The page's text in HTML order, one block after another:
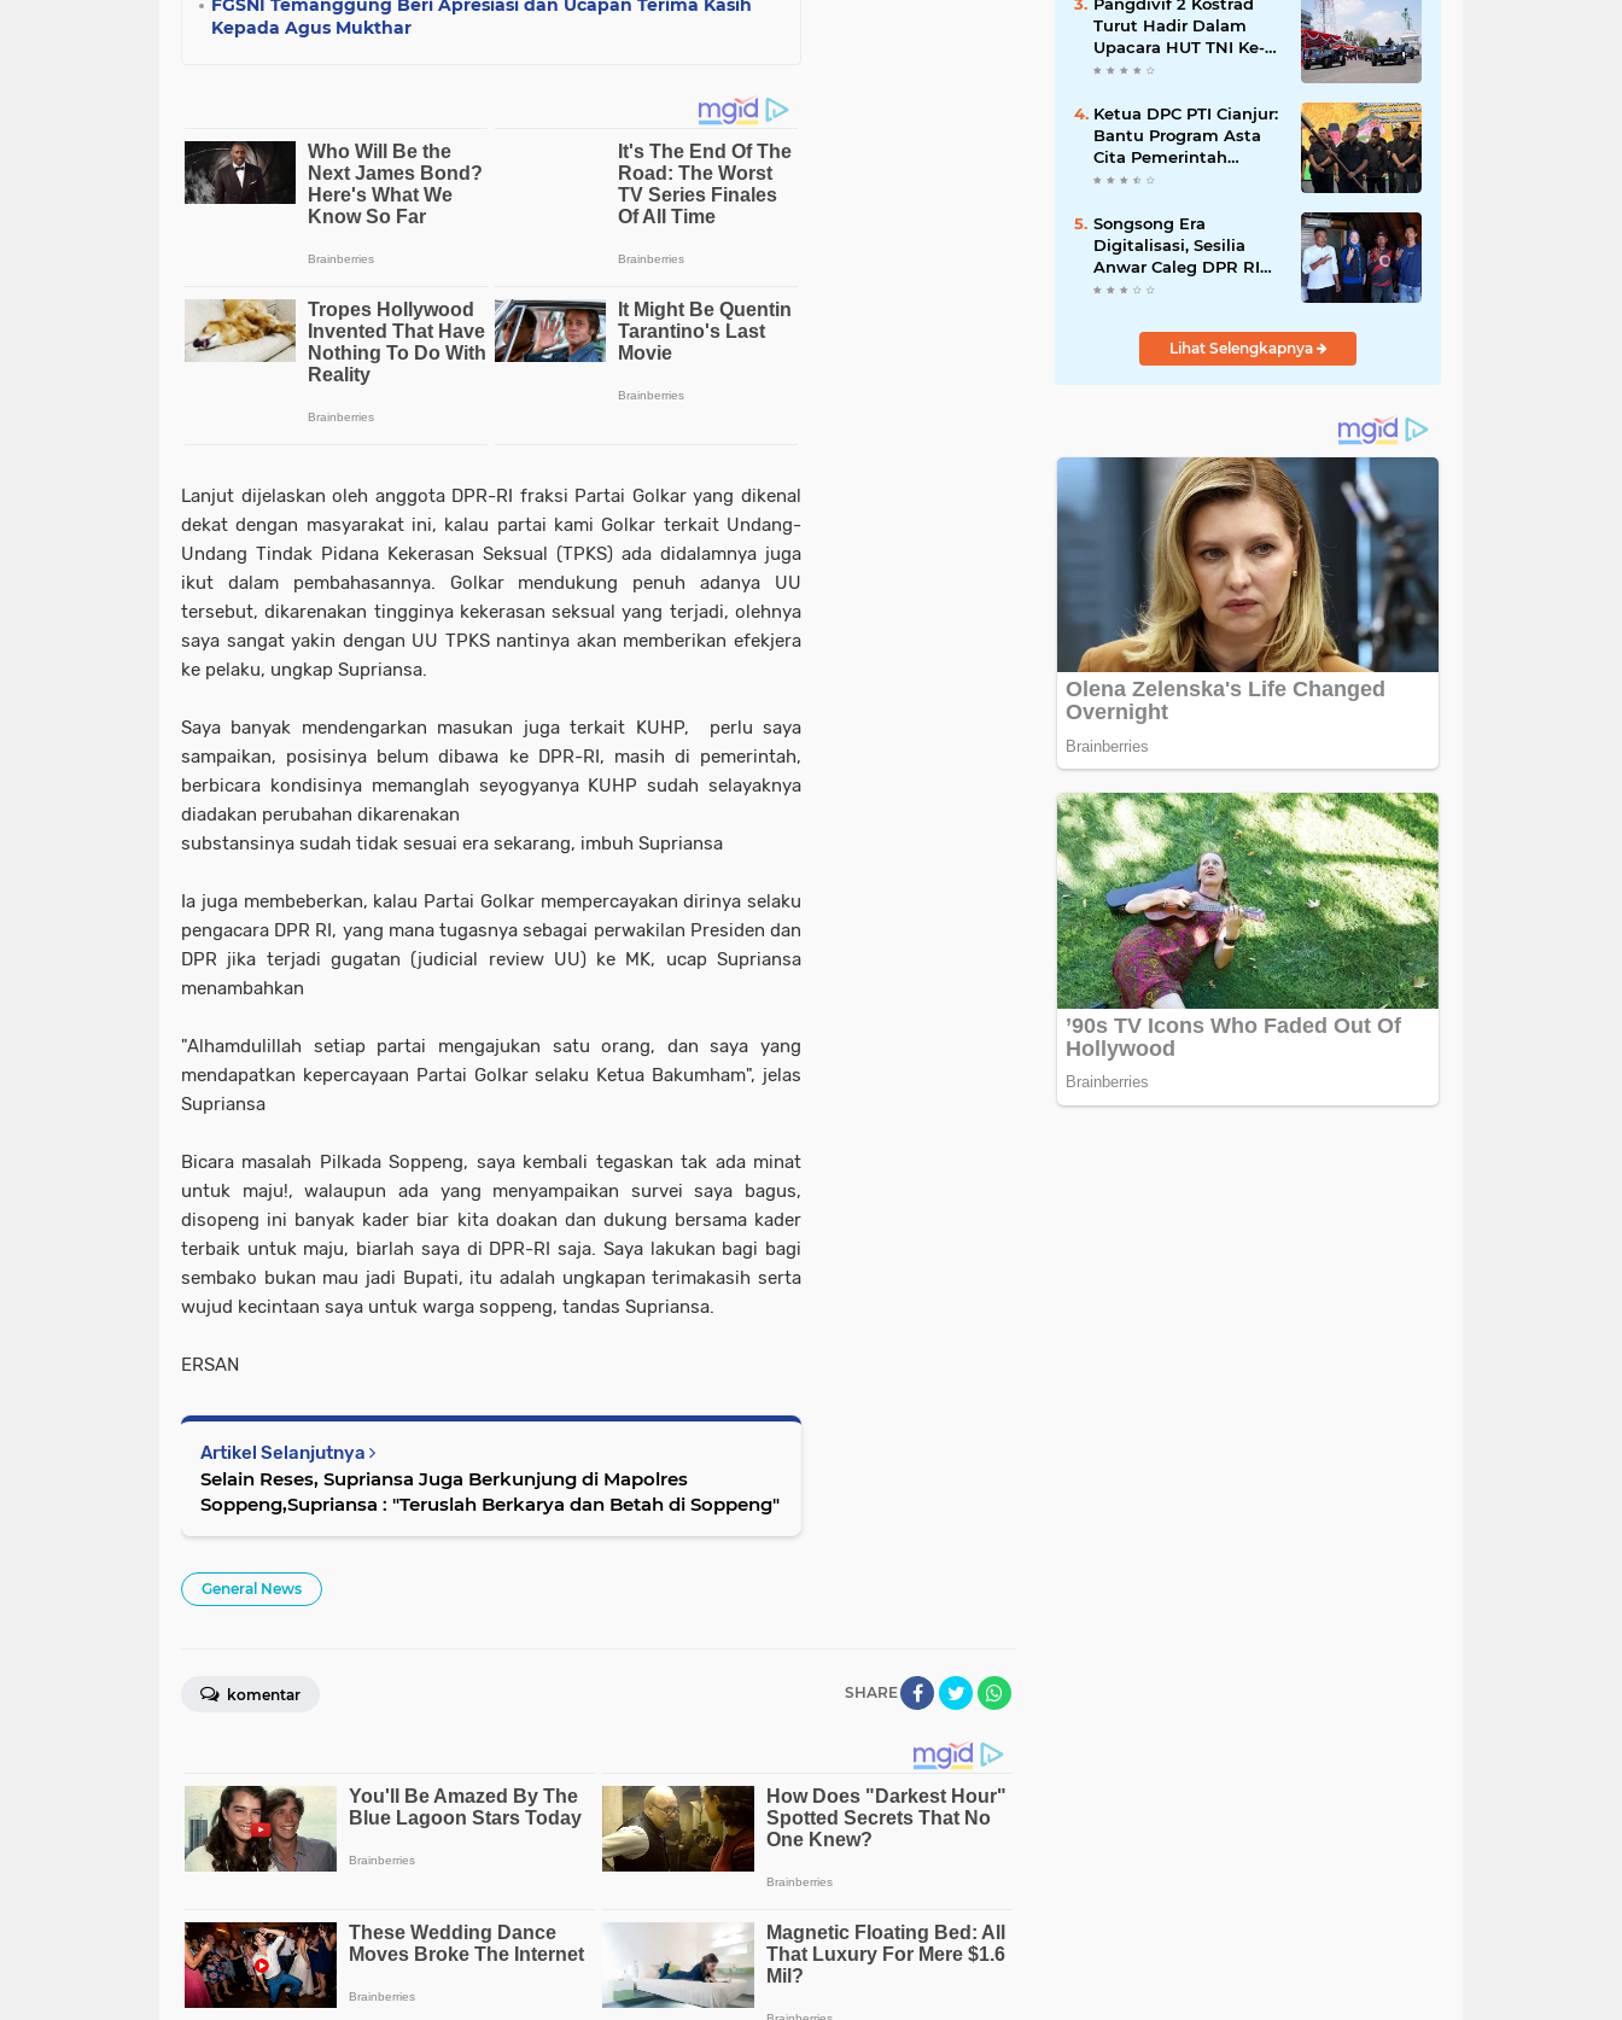
FGSNI Temanggung Beri Apresiasi dan Ucapan Terima Kasih
Kepada Agus Mukthar
Lanjut dijelaskan oleh anggota DPR-RI fraksi Partai Golkar yang dikenal
dekat dengan masyarakat ini, kalau partai kami Golkar terkait Undang-
Undang Tindak Pidana Kekerasan Seksual (TPKS) ada didalamnya juga
ikut dalam pembahasannya. Golkar mendukung penuh adanya UU
tersebut, dikarenakan tingginya kekerasan seksual yang terjadi, olehnya
saya sangat yakin dengan UU TPKS nantinya akan memberikan efekjera
ke pelaku, ungkap Supriansa.
Saya banyak mendengarkan masukan juga terkait KUHP, perlu saya
sampaikan, posisinya belum dibawa ke DPR-RI, masih di pemerintah,
berbicara kondisinya memanglah seyogyanya KUHP sudah selayaknya
diadakan perubahan dikarenakan
substansinya sudah tidak sesuai era sekarang, imbuh Supriansa
Ia juga membeberkan, kalau Partai Golkar mempercayakan dirinya selaku
pengacara DPR RI, yang mana tugasnya sebagai perwakilan Presiden dan
DPR jika terjadi gugatan (judicial review UU) ke MK, ucap Supriansa
menambahkan
"Alhamdulillah setiap partai mengajukan satu orang, dan saya yang
mendapatkan kepercayaan Partai Golkar selaku Ketua Bakumham", jelas
Supriansa
Bicara masalah Pilkada Soppeng, saya kembali tegaskan tak ada minat
untuk maju!, walaupun ada yang menyampaikan survei saya bagus,
disopeng ini banyak kader biar kita doakan dan dukung bersama kader
terbaik untuk maju, biarlah saya di DPR-RI saja. Saya lakukan bagi bagi
sembako bukan mau jadi Bupati, itu adalah ungkapan terimakasih serta
wujud kecintaan saya untuk warga soppeng, tandas Supriansa.
ERSAN
Artikel Selanjutnya
Selain Reses, Supriansa Juga Berkunjung di Mapolres
Soppeng,Supriansa : "Teruslah Berkarya dan Betah di Soppeng"
General News
SHARE
komentar
Turut Hadir Dalam
Upacara HUT TNI Ke-
78 di Koarmada II
Ketua DPC PTI Cianjur:
Bantu Program Asta
Cita Pemerintah
dalam Dunia
Songsong Era
Digitalisasi, Sesilia
Anwar Caleg DPR RI
Dapil Jabar 3 Siapkan
Pemasaran Komoditas
Petani dan Produk
Lihat Selengkapnya